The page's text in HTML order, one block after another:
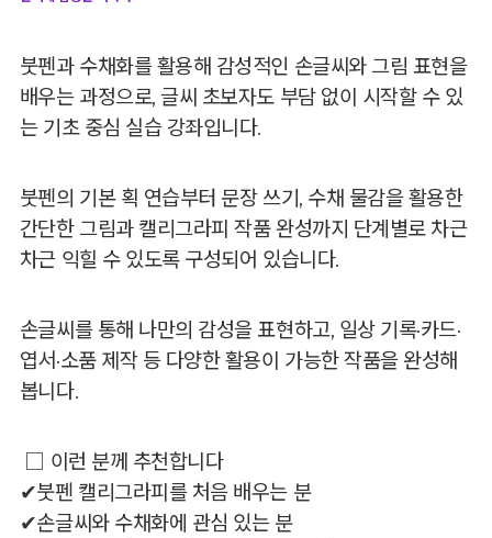
붓펜과 수채화를 활용해 감성적인 손글씨와 그림 표현을
배우는 과정으로, 글씨 초보자도 부담 없이 시작할 수 있
는 기초 중심 실습 강좌입니다.
붓펜의 기본 획 연습부터 문장 쓰기, 수채 물감을 활용한
간단한 그림과 캘리그라피 작품 완성까지 단계별로 차근
차근 익힐 수 있도록 구성되어 있습니다.
손글씨를 통해 나만의 감성을 표현하고, 일상 기록·카드·
엽서·소품 제작 등 다양한 활용이 가능한 작품을 완성해
봅니다.
□ 이런 분께 추천합니다
✔붓펜 캘리그라피를 처음 배우는 분
✔손글씨와 수채화에 관심 있는 분